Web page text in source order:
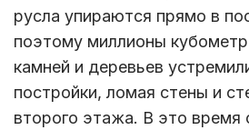
русла упираются прямо в
поэтому миллионы
камней и деревьев
постройки, ломая стены и
второго этажа. В это время